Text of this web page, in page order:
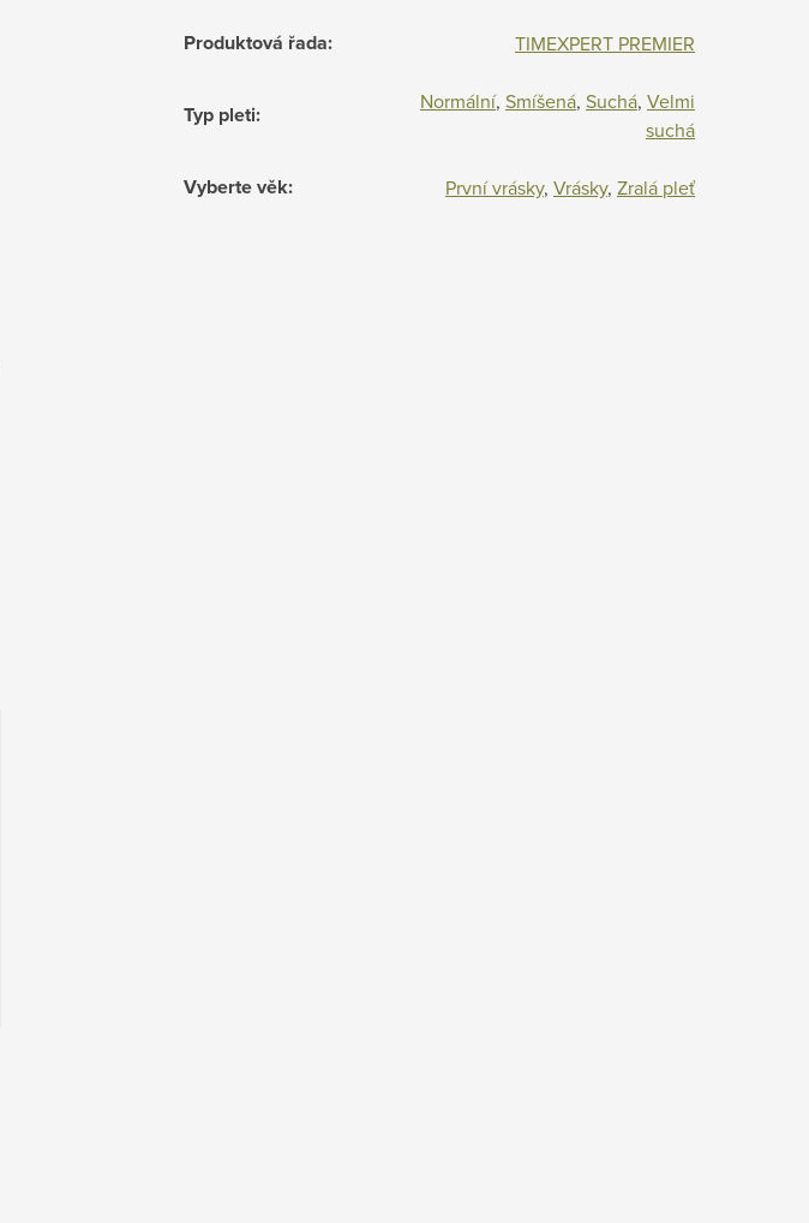
Produktová řada: TIMEXPERT PREMIER
Typ pleti: Normální, Smíšená, Suchá, Velmi
suchá
Vyberte věk: První vrásky, Vrásky, Zralá pleť